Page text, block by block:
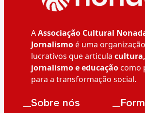
AAssociação Cultural
Jornalismoé uma
lucrativos que articula cultura,
jornalismo e educaçãocomo
para a transformação social.
__Sobre nós